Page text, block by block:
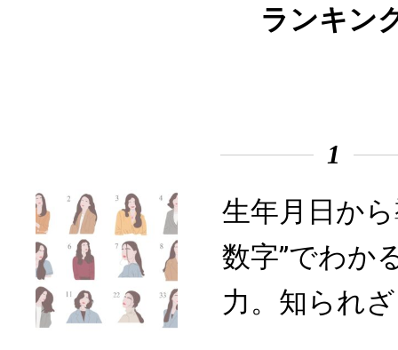
ランキン
1
生年月日か
数字”でわか
力。知られ